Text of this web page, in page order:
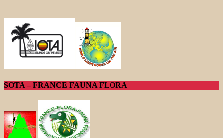
SOTA – FRANCE FAUNA FLORA